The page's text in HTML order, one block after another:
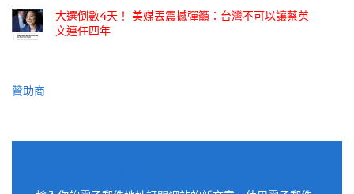
大選倒數4天！ 美媒丟震撼彈籲：台灣不可以讓蔡英
文連任四年
贊助商